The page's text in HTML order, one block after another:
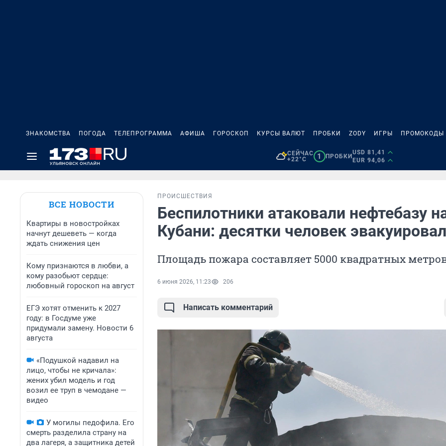
ЗНАКОМСТВА ПОГОДА ТЕЛЕПРОГРАММА АФИША ГОРОСКОП КУРСЫ ВАЛЮТ ПРОБКИ ZODY ИГРЫ ПРОМОКОДЫ
СЕЙЧАС
+22°C
1 ПРОБКИ
USD 81,41
EUR 94,06
ВСЕ НОВОСТИ
Квартиры в новостройках
начнут дешеветь — когда
ждать снижения цен
Кому признаются в любви, а
кому разобьют сердце:
любовный гороскоп на август
ЕГЭ хотят отменить к 2027
году: в Госдуме уже
придумали замену. Новости 6
августа
«Подушкой надавил на
лицо, чтобы не кричала»:
жених убил модель и год
возил ее труп в чемодане —
видео
У могилы педофила. Его
смерть разделила страну на
два лагеря, а защитника детей
ПРОИСШЕСТВИЯ
Беспилотники атаковали нефтебазу
Кубани: десятки человек
Площадь пожара составляет 5000 квадратных
6 июня 2026, 11:23 206
Написать комментарий